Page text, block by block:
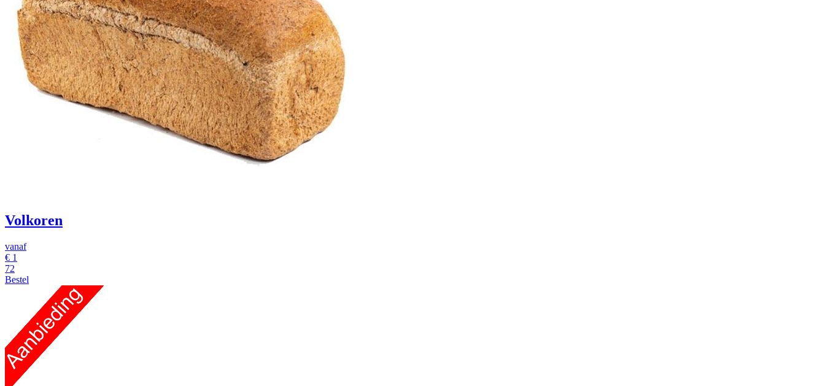
Volkoren
vanaf
€ 1
72
Bestel